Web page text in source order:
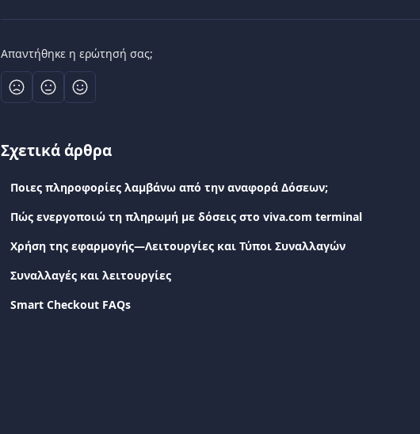
Απαντήθηκε η ερώτησή σας;
Σχετικά άρθρα
Ποιες πληροφορίες λαμβάνω από την αναφορά Δόσεων;
Πώς ενεργοποιώ τη πληρωμή με δόσεις στο viva.com terminal
Χρήση της εφαρμογής—Λειτουργίες και Τύποι Συναλλαγών
Συναλλαγές και λειτουργίες
Smart Checkout FAQs